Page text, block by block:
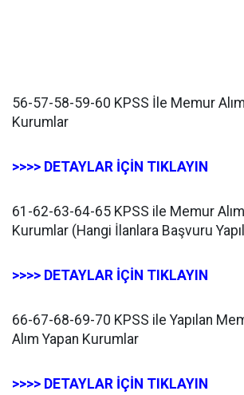
56-57-58-59-60 KPSS İle Memur
Kurumlar
>>>> DETAYLAR İÇİN TIKLAYIN
61-62-63-64-65 KPSS ile Memur
Kurumlar (Hangi İlanlara Başvuru
>>>> DETAYLAR İÇİN TIKLAYIN
66-67-68-69-70 KPSS ile Yapılan
Alım Yapan Kurumlar
>>>> DETAYLAR İÇİN TIKLAYIN